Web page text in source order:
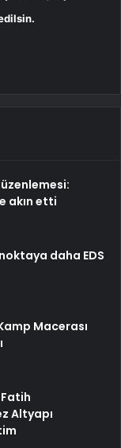
akın etti
daha EDS
Macerası
Fatih
Altyapı